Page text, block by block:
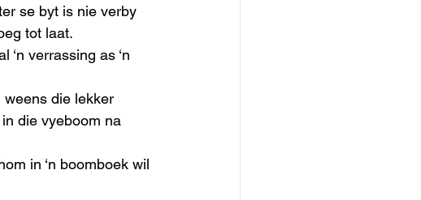
se byt is nie verby
tot laat.
verrassing as ‘n
die lekker
die vyeboom na
in ‘n boomboek wil